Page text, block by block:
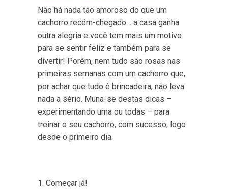
Não há nada tão amoroso do que um
cachorro recém-chegado… a casa ganha
outra alegria e você tem mais um motivo
para se sentir feliz e também para se
divertir! Porém, nem tudo são rosas nas
primeiras semanas com um cachorro que,
por achar que tudo é brincadeira, não leva
nada a sério. Muna-se destas dicas –
experimentando uma ou todas – para
treinar o seu cachorro, com sucesso, logo
desde o primeiro dia.
1. Começar já!